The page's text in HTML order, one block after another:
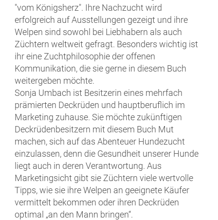
"vom Königsherz". Ihre Nachzucht wird
erfolgreich auf Ausstellungen gezeigt und ihre
Welpen sind sowohl bei Liebhabern als auch
Züchtern weltweit gefragt. Besonders wichtig ist
ihr eine Zuchtphilosophie der offenen
Kommunikation, die sie gerne in diesem Buch
weitergeben möchte.
Sonja Umbach ist Besitzerin eines mehrfach
prämierten Deckrüden und hauptberuflich im
Marketing zuhause. Sie möchte zukünftigen
Deckrüdenbesitzern mit diesem Buch Mut
machen, sich auf das Abenteuer Hundezucht
einzulassen, denn die Gesundheit unserer Hunde
liegt auch in deren Verantwortung. Aus
Marketingsicht gibt sie Züchtern viele wertvolle
Tipps, wie sie ihre Welpen an geeignete Käufer
vermittelt bekommen oder ihren Deckrüden
optimal „an den Mann bringen“.